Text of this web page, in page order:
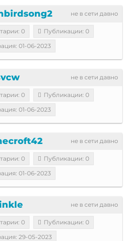
не в сети давно
0
Публикации: 0
01-06-2023
не в сети давно
0
Публикации: 0
01-06-2023
не в сети давно
0
Публикации: 0
01-06-2023
не в сети давно
0
Публикации: 0
29-05-2023